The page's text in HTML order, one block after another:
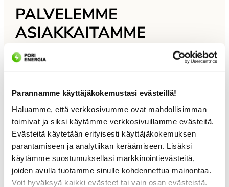
Parannamme käyttäjäkokemustasi evästeillä!
Haluamme, että verkkosivumme ovat mahdollisimman
toimivat ja siksi käytämme verkkosivuillamme evästeitä.
Evästeitä käytetään erityisesti käyttäjäkokemuksen
parantamiseen ja analytiikan keräämiseen. Lisäksi
käytämme suostumuksellasi markkinointievästeitä,
joiden avulla tuotamme sinulle kohdennettua mainontaa.
Voit hyväksyä kaikki evästeet tai vain osan evästeistä.
PALVELEMME
ASIAKKAITAMME
PUHELIMITSE
SEURAAVASTI:
Pori Energia Oy – LÄMPÖ MAKSUMUISTUTUS
puhelin: 09 2315 0465
Pori Energia Sähköverkot Oy
puhelin: 09 2315 0465
Kuluttaja-asiakkaat: